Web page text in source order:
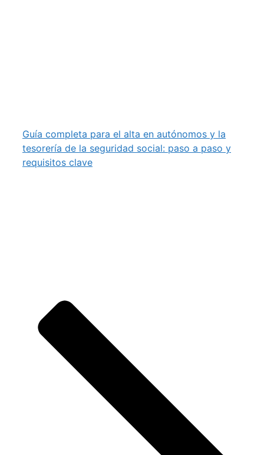
Guía completa para el alta en autónomos y la
tesorería de la seguridad social: paso a paso y
requisitos clave